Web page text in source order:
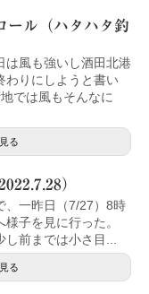
ール（ハタハタ釣
は風も強いし酒田北港
わりにしようと書い
では風もそんなに
る
）
、一昨日（7/27）8時
子を見に行った。
し前までは小さ目...
る